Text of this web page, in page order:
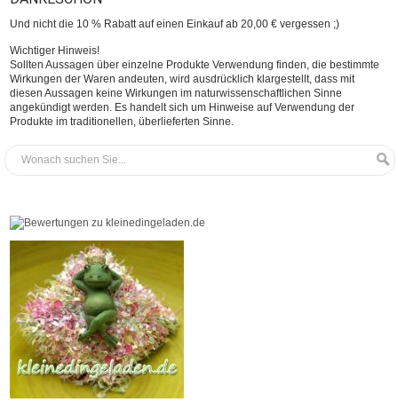
Und nicht die 10 % Rabatt auf einen Einkauf ab 20,00 € vergessen ;)
Wichtiger Hinweis!
Sollten Aussagen über einzelne Produkte Verwendung finden, die bestimmte
Wirkungen der Waren andeuten, wird ausdrücklich klargestellt, dass mit
diesen Aussagen keine Wirkungen im naturwissenschaftlichen Sinne
angekündigt werden. Es handelt sich um Hinweise auf Verwendung der
Produkte im traditionellen, überlieferten Sinne.